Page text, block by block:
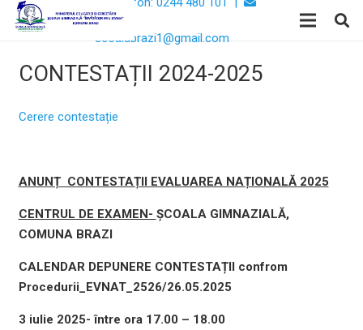
Email:
scoalabrazi1@gmail.com
CONTESTAȚII 2024-2025
Cerere contestație
ANUNȚ CONTESTAȚII EVALUAREA NAȚIONALĂ 2025
CENTRUL DE EXAMEN- ȘCOALA GIMNAZIALĂ,
COMUNA BRAZI
CALENDAR DEPUNERE CONTESTAȚII confrom
Procedurii_EVNAT_2526/26.05.2025
3 iulie 2025- între ora 17.00 – 18.00